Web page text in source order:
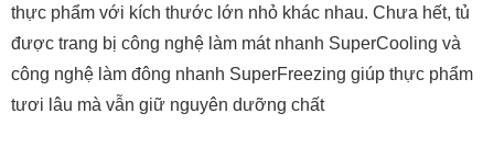
thực phẩm với kích thước lớn nhỏ khác nhau. Chưa hết, tủ
được trang bị công nghệ làm mát nhanh SuperCooling và
công nghệ làm đông nhanh SuperFreezing giúp thực phẩm
tươi lâu mà vẫn giữ nguyên dưỡng chất